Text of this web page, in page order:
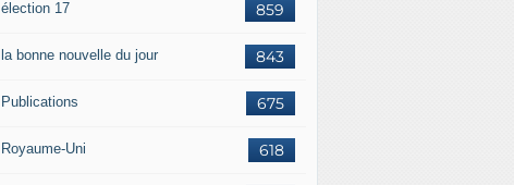
859
élection 17
843
la bonne nouvelle du jour
675
Publications
618
Royaume-Uni